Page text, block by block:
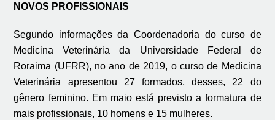
NOVOS PROFISSIONAIS
Segundo informações da Coordenadoria do curso de
Medicina Veterinária da Universidade Federal de
Roraima (UFRR), no ano de 2019, o curso de Medicina
Veterinária apresentou 27 formados, desses, 22 do
gênero feminino. Em maio está previsto a formatura de
mais profissionais, 10 homens e 15 mulheres.